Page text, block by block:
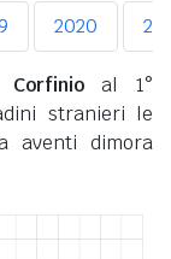
2020
Corfinioal 1°
stranieri le
aventi dimora